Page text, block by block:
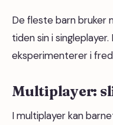
De fleste barn
tiden sin i
eksperimenterer i
Multiplayer:
I multiplayer kan